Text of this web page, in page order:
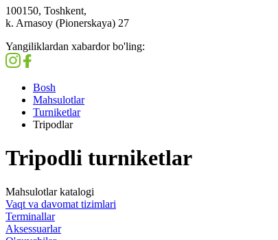
100150, Toshkent,
k. Arnasoy (Pionerskaya) 27
Yangiliklardan xabardor bo'ling:
Bosh
Mahsulotlar
Turniketlar
Tripodlar
Tripodli turniketlar
Mahsulotlar katalogi
Vaqt va davomat tizimlari
Terminallar
Aksessuarlar